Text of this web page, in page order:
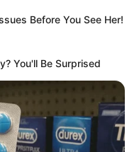
Before You See Her!
You'll Be Surprised